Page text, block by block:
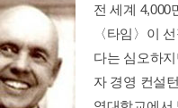
전 세계 4,000
〈타임〉이
다는 심오하
자 경영 컨설